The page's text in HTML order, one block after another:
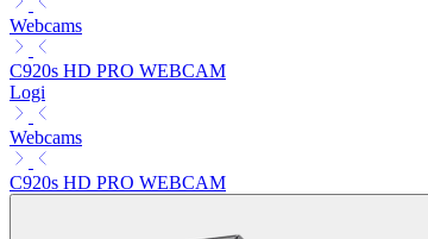
Webcams
C920s HD PRO WEBCAM
Logi
Webcams
C920s HD PRO WEBCAM